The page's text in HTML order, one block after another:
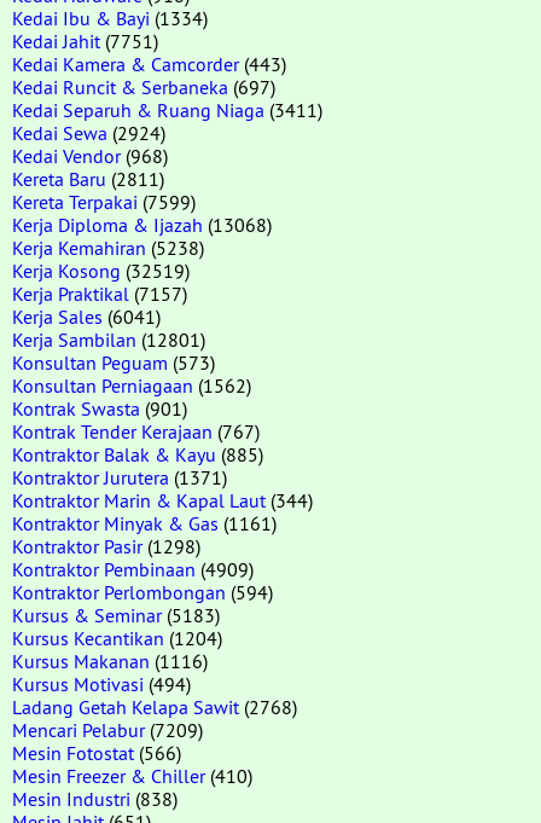
Kedai Ibu & Bayi (1334)
Kedai Jahit (7751)
Kedai Kamera & Camcorder(443)
Kedai Runcit & Serbaneka (697)
Kedai Separuh & Ruang Niaga (3411)
Kedai Sewa (2924)
Kedai Vendor(968)
Kereta Baru (2811)
Kereta Terpakai (7599)
Kerja Diploma & Ijazah (13068)
Kerja Kemahiran (5238)
Kerja Kosong (32519)
Kerja Praktikal (7157)
Kerja Sales (6041)
Kerja Sambilan (12801)
Konsultan Peguam (573)
Konsultan Perniagaan (1562)
Kontrak Swasta (901)
Kontrak Tender Kerajaan (767)
Kontraktor Balak & Kayu (885)
Kontraktor Jurutera (1371)
Kontraktor Marin & Kapal Laut (344)
Kontraktor Minyak & Gas (1161)
Kontraktor Pasir(1298)
Kontraktor Pembinaan (4909)
Kontraktor Perlombongan (594)
Kursus & Seminar(5183)
Kursus Kecantikan (1204)
Kursus Makanan (1116)
Kursus Motivasi (494)
Ladang Getah Kelapa Sawit (2768)
Mencari Pelabur(7209)
Mesin Fotostat (566)
Mesin Freezer & Chiller(410)
Mesin Industri (838)